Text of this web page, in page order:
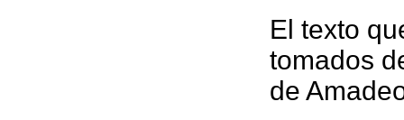
El texto
tomados
de